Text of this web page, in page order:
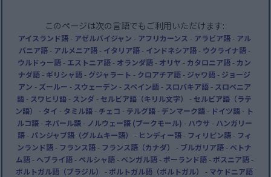
このページは次の言語でもご利用いただけます:
アイスランド語- アゼルバイジャン - アフリカーンス - アラビア語- アル
バニア語- アルメニア語- イタリア語- インドネシア語- ウクライナ語-
ウルドゥー語- エストニア語- オランダ語- オリヤ - カタロニア語- カン
ナダ語- ギリシャ語- グジャラート - クロアチア語- ジャワ語- ジョージ
アン - ズールー - スウェーデン - スペイン語- スロバキア語- スロベニア
語- スワヒリ語- スンダ - セルビア語（キリル文字） - セルビア語（ラテ
ン語）
- タイ - タミル語- チェコ - テルグ語- デンマーク語- ドイツ語- ト
ルコ語- ネパール語- ノルウェー語 (ブークモール) - ハウサ - ハンガリー
語- パンジャブ語（グルムキー語） - ヒンディー語- フィリピン語- フィ
ンランド語- フランス語- フランス語（カナダ） - ブルガリア語- ベトナ
ム語- ヘブライ語- ペルシャ語- ベンガル語- ポーランド語- ボスニア語-
ポルトガル語（ブラジル）
- ポルトガル語（ポルトガル） - マケドニア語